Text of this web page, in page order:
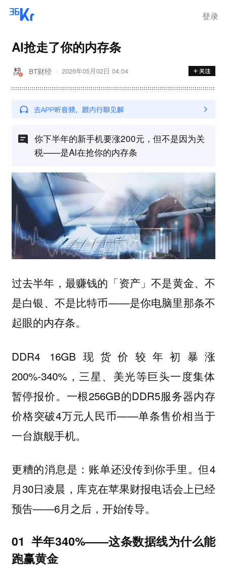
登录
AI抢走了你的内存条
BT财经 2026年05月02日 04:04
你下半年的新手机要涨200元，但不是因为关
税——是AI在抢你的内存条
过去半年，最赚钱的「资产」不是黄金、不
是白银、不是比特币——是你电脑里那条不
起眼的内存条。
DDR4 16GB现货价较年初暴涨
200%-340%，三星、美光等巨头一度集体
暂停报价。一根256GB的DDR5服务器内存
价格突破4万元人民币——单条售价相当于
一台旗舰手机。
更糟的消息是：账单还没传到你手里。但4
月30日凌晨，库克在苹果财报电话会上已经
预告——6月之后，开始传导。
01 半年340%——这条数据线为什么能
跑赢黄金